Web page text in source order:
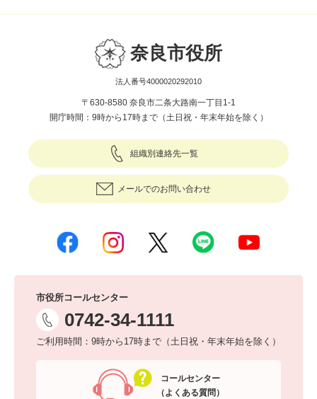
奈良市役所
法人番号4000020292010
〒630-8580 奈良市二条大路南一丁目1-1
開庁時間：9時から17時まで（土日祝・年末年始を除く）
組織別連絡先一覧
メールでのお問い合わせ
市役所コールセンター
0742-34-1111
ご利用時間：9時から17時まで（土日祝・年末年始を除く）
コールセンター
（よくある質問）